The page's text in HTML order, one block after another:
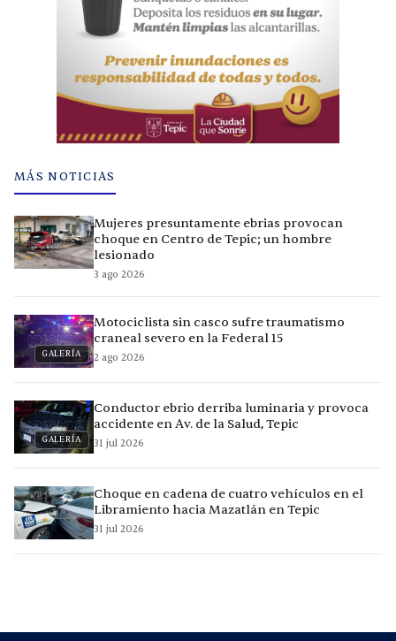
MÁS NOTICIAS
Mujeres presuntamente ebrias provocan
choque en Centro de Tepic; un hombre
lesionado
3 ago 2026
GALERÍA
Motociclista sin casco sufre traumatismo
craneal severo en la Federal 15
2 ago 2026
GALERÍA
Conductor ebrio derriba luminaria y provoca
accidente en Av. de la Salud, Tepic
31 jul 2026
Choque en cadena de cuatro vehículos en el
Libramiento hacia Mazatlán en Tepic
31 jul 2026